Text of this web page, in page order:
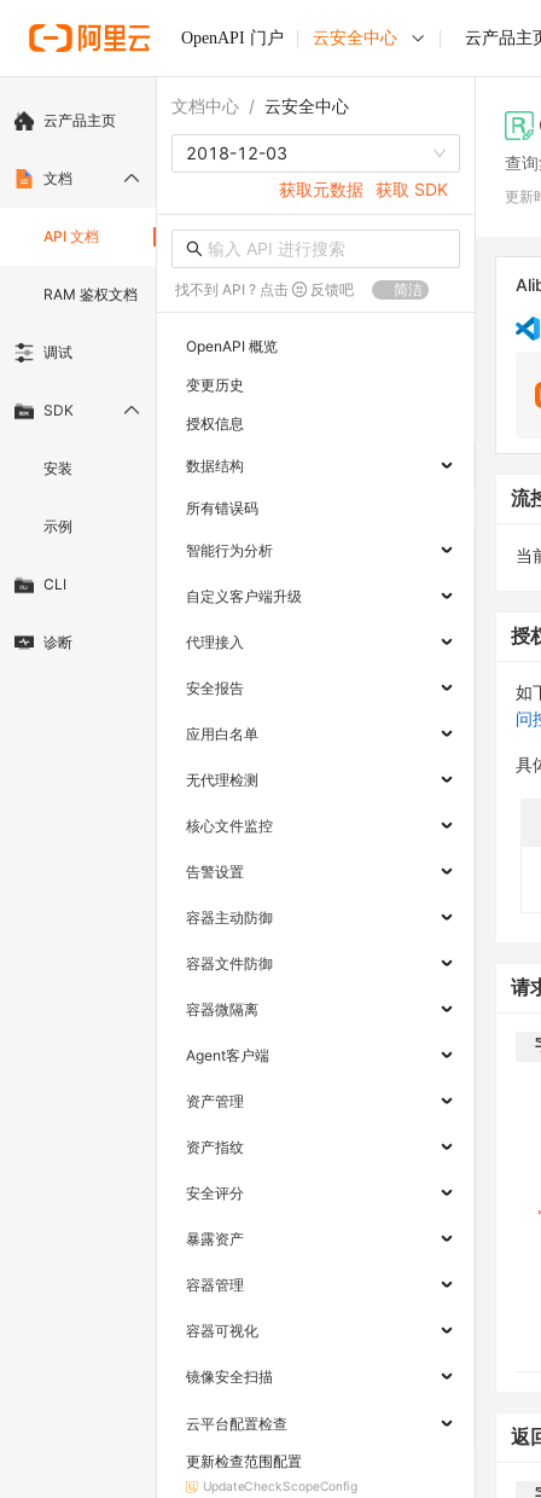
OpenAPI 门户 云安全中心 云产品主
云产品主页
文档
API 文档
RAM 鉴权文档
调试
SDK
安装
示例
CLI
诊断
文档中心 / 云安全中心
2018-12-03
获取元数据 获取 SDK
找不到 API ? 点击 反馈吧 简洁
OpenAPI 概览
变更历史
授权信息
数据结构
所有错误码
智能行为分析
自定义客户端升级
代理接入
安全报告
应用白名单
无代理检测
核心文件监控
告警设置
容器主动防御
容器文件防御
容器微隔离
Agent客户端
资产管理
资产指纹
安全评分
暴露资产
容器管理
容器可视化
镜像安全扫描
云平台配置检查
更新检查范围配置
UpdateCheckScopeConfig
查
更新
流
当
授
如
问
具
请
返